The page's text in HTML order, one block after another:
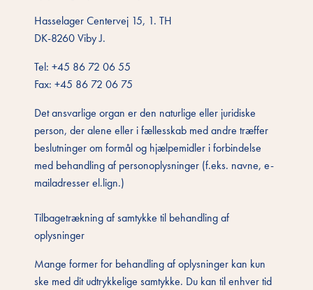
Hasselager Centervej 15, 1. TH
DK-8260 Viby J.
Tel: +45 86 72 06 55
Fax: +45 86 72 06 75
Det ansvarlige organ er den naturlige eller juridiske
person, der alene eller i fællesskab med andre træffer
beslutninger om formål og hjælpemidler i forbindelse
med behandling af personoplysninger (f.eks. navne, e-
mailadresser el.lign.)
Tilbagetrækning af samtykke til behandling af
oplysninger
Mange former for behandling af oplysninger kan kun
ske med dit udtrykkelige samtykke. Du kan til enhver tid